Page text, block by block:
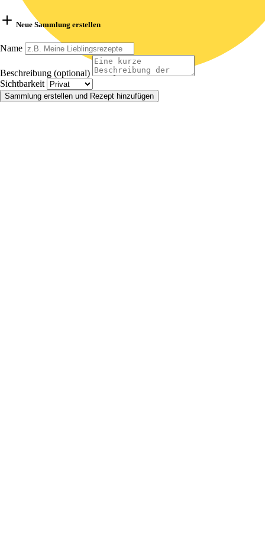
Neue Sammlung erstellen
Name
Beschreibung (optional)
Sichtbarkeit
Sammlung erstellen und Rezept hinzufügen